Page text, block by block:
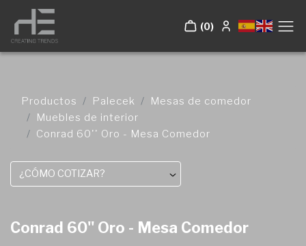
(0)
Productos Palecek
Mesas de comedor
Muebles de interior
Conrad 60'' Oro - Mesa Comedor
¿CÓMO COTIZAR?
Conrad 60'' Oro - Mesa Comedor